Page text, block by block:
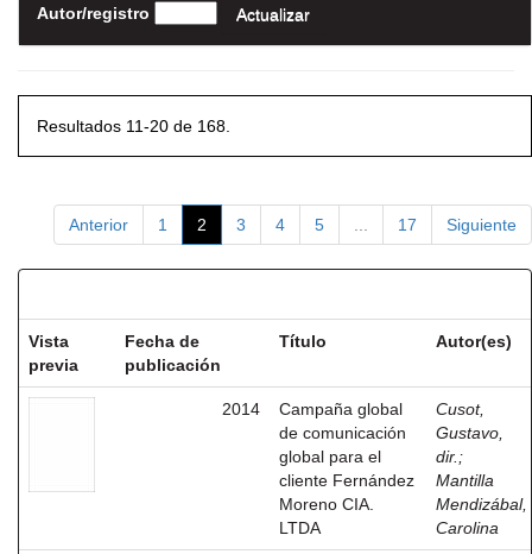
Autor/registro
Resultados 11-20 de 168.
Anterior 1 2 3 4 5 17 Siguiente
Vista
previa
Fecha de
publicación
Título Autor(es)
2014
Campaña global
de comunicación
global para el
cliente Fernández
Moreno CIA.
LTDA
Cusot,
Gustavo,
dir. ;
Mantilla
Mendizábal,
Carolina